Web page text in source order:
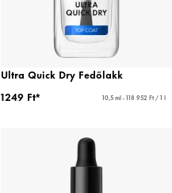
Ultra Quick Dry Fedőlakk
1249 Ft*
10,5 ml - 118 952 Ft / 1 l